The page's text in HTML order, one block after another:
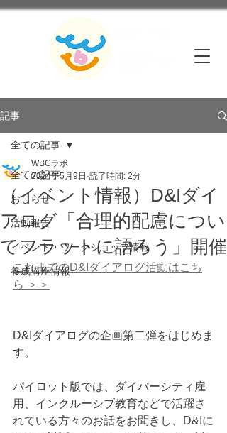
記事
全ての記事
おしらせ
活動報告
イベント・ワークショップ情報
養成講座情報
全ての記事
（イベント情報）D&Iダイ
アログ「合理的配慮につい
てフラットに語ろう」開催
WBCラボ
2024年5月9日 読了時間: 2分
これまでのD&Iダイアログ活動はこち
ら ＞＞
D&Iダイアログの企画第二弾をはじめま
す。
パイロット版では、ダイバーシティ雇
用、インクルーシブ教育などで活躍さ
れている方々のお話をお聞きし、D&Iに